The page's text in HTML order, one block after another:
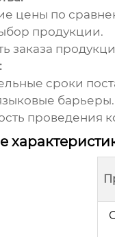
цены по
продукции.
заказа
сроки
барьеры.
проведения